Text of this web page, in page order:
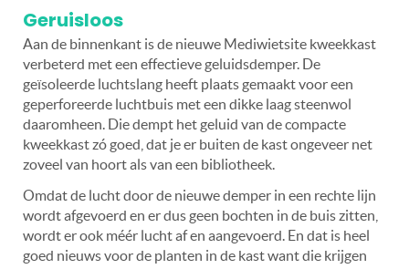
Geruisloos
Aan de binnenkant is de nieuwe Mediwietsite kweekkast
verbeterd met een effectieve geluidsdemper. De
geïsoleerde luchtslang heeft plaats gemaakt voor een
geperforeerde luchtbuis met een dikke laag steenwol
daaromheen. Die dempt het geluid van de compacte
kweekkast zó goed, dat je er buiten de kast ongeveer net
zoveel van hoort als van een bibliotheek.
Omdat de lucht door de nieuwe demper in een rechte lijn
wordt afgevoerd en er dus geen bochten in de buis zitten,
wordt er ook méér lucht af en aangevoerd. En dat is heel
goed nieuws voor de planten in de kast want die krijgen